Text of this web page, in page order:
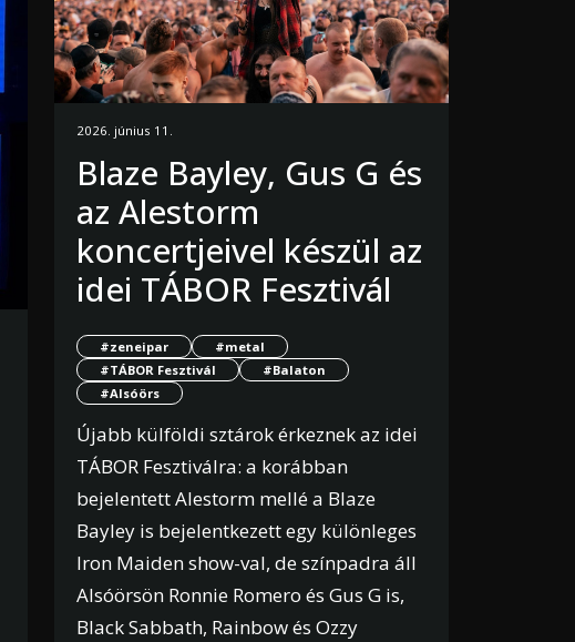
2026. június 11.
Blaze Bayley, Gus G és
az Alestorm
koncertjeivel készül az
idei TÁBOR Fesztivál
#zeneipar
#metal
#TÁBOR Fesztivál
#Balaton
#Alsóörs
Újabb külföldi sztárok érkeznek az idei
TÁBOR Fesztiválra: a korábban
bejelentett Alestorm mellé a Blaze
Bayley is bejelentkezett egy különleges
Iron Maiden show-val, de színpadra áll
Alsóörsön Ronnie Romero és Gus G is,
Black Sabbath, Rainbow és Ozzy